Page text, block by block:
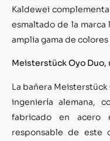
Kaldewei
esmaltado de la marca
amplia gama de colores
Meisterstück Oyo Duo,
La bañera Meisterstück
ingeniería alemana,
fabricado en acero
responsable de este